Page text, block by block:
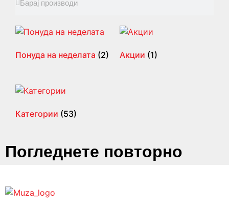
Понуда на неделата (2) Акции (1)
Категории (53)
Погледнете повторно